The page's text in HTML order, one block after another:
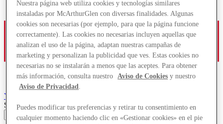
York
Search input
Nuestra página web utiliza cookies y tecnologías similares
instaladas por McArthurGlen con diversas finalidades. Algunas
cookies son necesarias (por ejemplo, para que la página funcione
correctamente). Las cookies no necesarias incluyen aquellas que
analizan el uso de la página, adaptan nuestras campañas de
marketing y personalizan la publicidad que ves. Estas cookies no
necesarias no se instalarán a menos que las aceptes. Para obtener
más información, consulta nuestro
Aviso de Cookies y nuestro
Aviso de Privacidad.
Puedes modificar tus preferencias y retirar tu consentimiento en
cualquier momento haciendo clic en «Gestionar cookies» en el pie